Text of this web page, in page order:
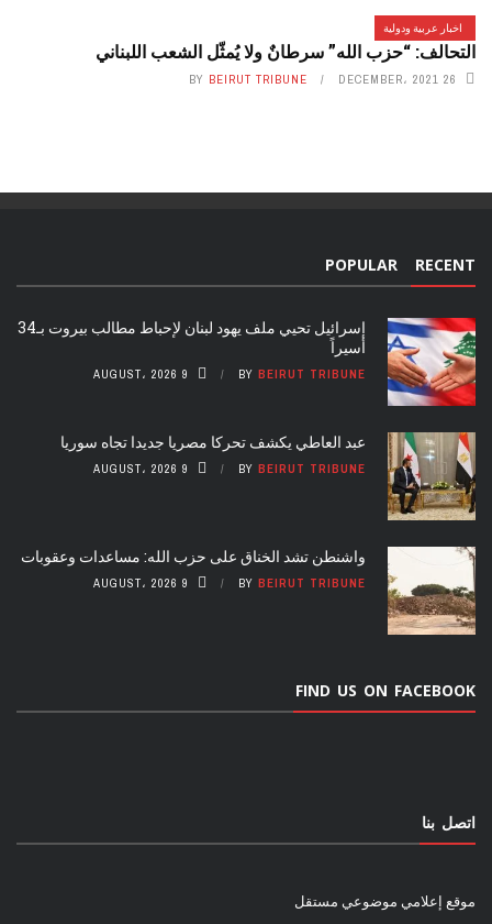
اخبار عربية ودولية
التحالف: “حزب الله” سرطانٌ ولا يُمثّل الشعب اللبناني
26 DECEMBER، 2021 BY BEIRUT TRIBUNE
RECENT
POPULAR
إسرائيل تحيي ملف يهود لبنان لإحباط مطالب بيروت بـ34
أسيراً
BY BEIRUT TRIBUNE 9 AUGUST، 2026
عبد العاطي يكشف تحركا مصريا جديدا تجاه سوريا
BY BEIRUT TRIBUNE 9 AUGUST، 2026
واشنطن تشد الخناق على حزب الله: مساعدات وعقوبات
BY BEIRUT TRIBUNE 9 AUGUST، 2026
FIND US ON FACEBOOK
اتصل بنا
موقع إعلامي موضوعي مستقل